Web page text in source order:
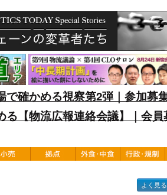
確かめる視察第2弾｜参加募
る【物流広報連絡会議】｜会員
よく見